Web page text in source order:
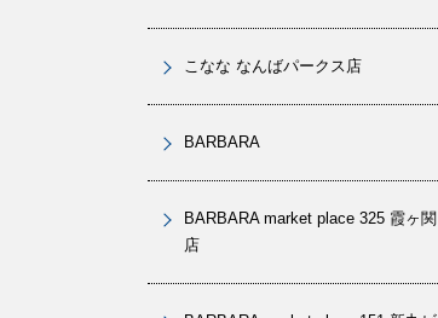
こなな なんばパークス店
BARBARA
BARBARA market place 325 霞ヶ関
店